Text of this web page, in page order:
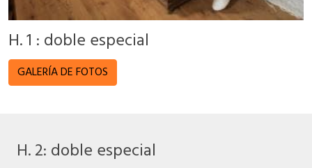
H. 1 : doble especial
GALERÍA DE FOTOS
H. 2: doble especial